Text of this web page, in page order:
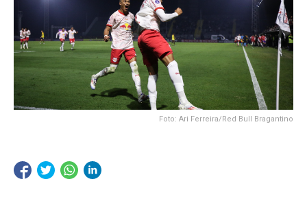
Foto: Ari Ferreira/Red Bull Bragantino